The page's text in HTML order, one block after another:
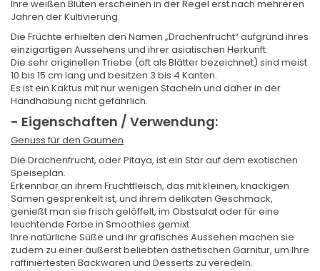
Ihre weißen Blüten erscheinen in der Regel erst nach mehreren
Jahren der Kultivierung.
Die Früchte erhielten den Namen „Drachenfrucht“ aufgrund ihres
einzigartigen Aussehens und ihrer asiatischen Herkunft.
Die sehr originellen Triebe (oft als Blätter bezeichnet) sind meist
10 bis 15 cm lang und besitzen 3 bis 4 Kanten.
Es ist ein Kaktus mit nur wenigen Stacheln und daher in der
Handhabung nicht gefährlich.
- Eigenschaften / Verwendung:
Genuss für den Gaumen
Die Drachenfrucht, oder Pitaya, ist ein Star auf dem exotischen
Speiseplan.
Erkennbar an ihrem Fruchtfleisch, das mit kleinen, knackigen
Samen gesprenkelt ist, und ihrem delikaten Geschmack,
genießt man sie frisch gelöffelt, im Obstsalat oder für eine
leuchtende Farbe in Smoothies gemixt.
Ihre natürliche Süße und ihr grafisches Aussehen machen sie
zudem zu einer äußerst beliebten ästhetischen Garnitur, um Ihre
raffiniertesten Backwaren und Desserts zu veredeln.